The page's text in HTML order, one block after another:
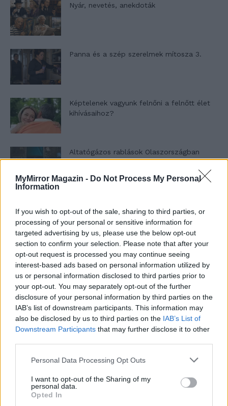
MyMirror Magazin - Do Not Process My Personal
Information
If you wish to opt-out of the sale, sharing to third parties, or
processing of your personal or sensitive information for
targeted advertising by us, please use the below opt-out
section to confirm your selection. Please note that after your
opt-out request is processed you may continue seeing
interest-based ads based on personal information utilized by
us or personal information disclosed to third parties prior to
your opt-out. You may separately opt-out of the further
disclosure of your personal information by third parties on the
IAB’s list of downstream participants. This information may
also be disclosed by us to third parties on the IAB’s List of
Downstream Participants that may further disclose it to other
Personal Data Processing Opt Outs
I want to opt-out of the Sharing of my
personal data.
Opted In
Nyár, nevetés, anekdoták
Panna és a szép szerelmek mítosza 3.
Képtelenek vagyunk felnőni a felnőtt élet
kihívásaihoz?
Altatógázos rablások Olaszországban
Lyhanna története
T. Barnett: Gyilkosság a Garda-tónál 12.
rész
T. szereti a fiatal lányokat 13. rész